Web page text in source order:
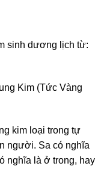
sinh dương lịch từ:
Kim (Tức Vàng
kim loại trong tự
người. Sa có nghĩa
nghĩa là ở trong, hay